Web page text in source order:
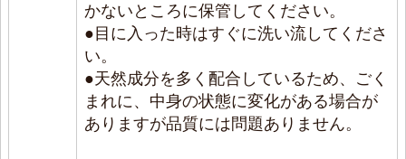
かないところに保管してください。
●目に入った時はすぐに洗い流してくださ
い。
●天然成分を多く配合しているため、ごく
まれに、中身の状態に変化がある場合が
ありますが品質には問題ありません。